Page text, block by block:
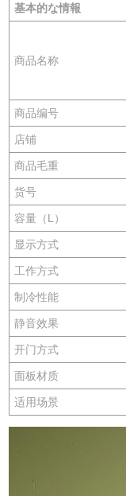
基本的な情報
商品名称
商品编号
店铺
商品毛重
货号
容量（L）
显示方式
工作方式
制冷性能
静音效果
开门方式
面板材质
适用场景